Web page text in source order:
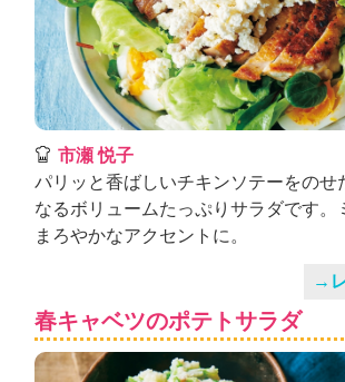
市瀬 悦子
パリッと香ばしいチキンソテーをのせ
なるボリュームたっぷりサラダです。
まろやかなアクセントに。
→
春キャベツのポテトサラダ